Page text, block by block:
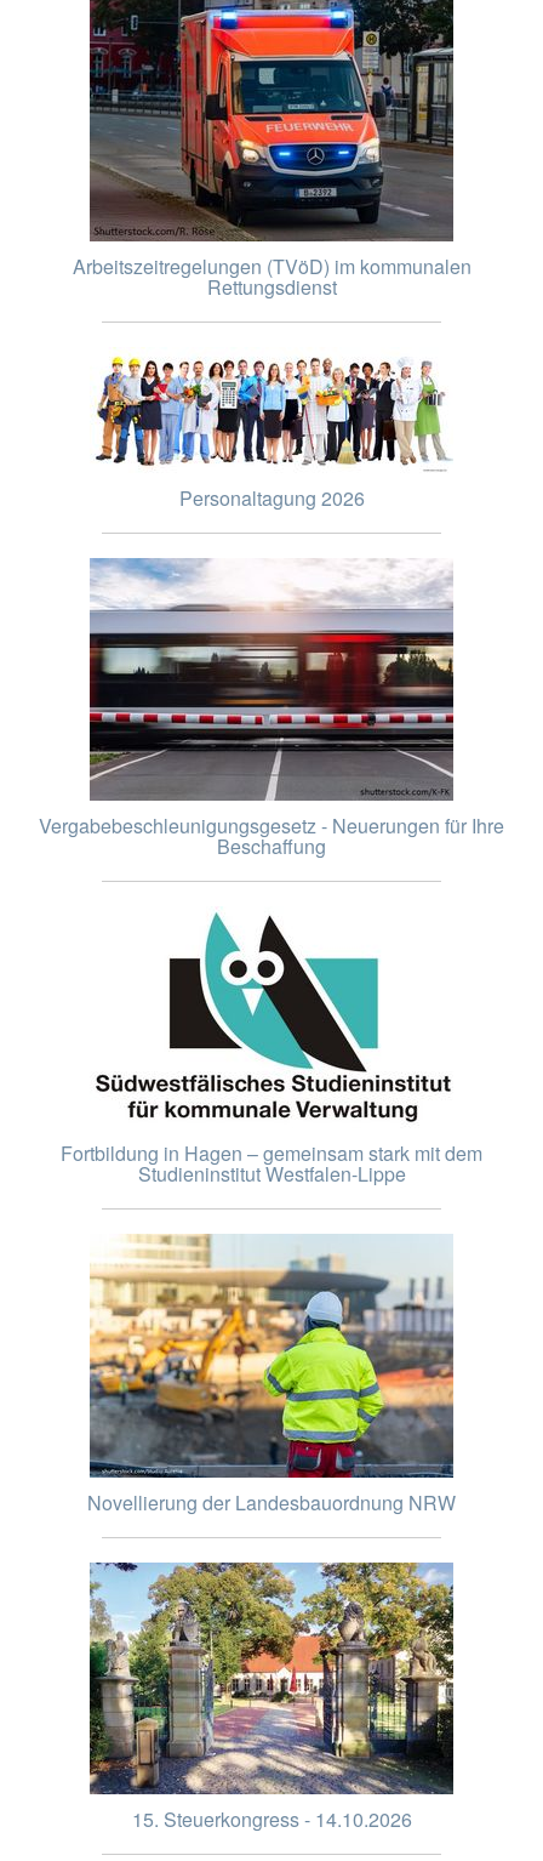
Arbeitszeitregelungen (TVöD) im kommunalen
Rettungsdienst
Personaltagung 2026
Vergabebeschleunigungsgesetz - Neuerungen für Ihre
Beschaffung
Fortbildung in Hagen – gemeinsam stark mit dem
Studieninstitut Westfalen-Lippe
Novellierung der Landesbauordnung NRW
15. Steuerkongress - 14.10.2026